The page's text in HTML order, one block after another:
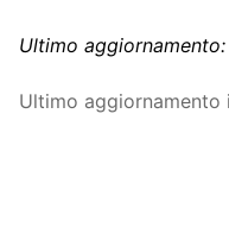
Ultimo
Ultimo aggiornamento